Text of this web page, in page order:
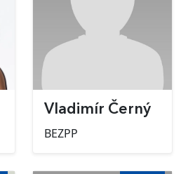
Vladimír Černý
BEZPP